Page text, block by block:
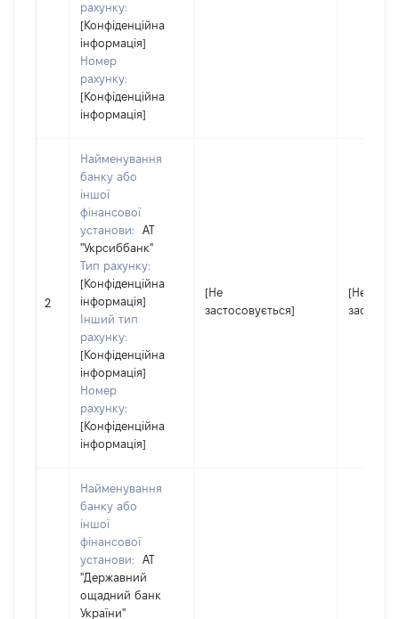
рахунку:
[Конфіденційна
інформація]
Номер
рахунку:
[Конфіденційна
інформація]
2
Найменування
банку або
іншої
фінансової
установи:
АТ
"Укрсиббанк"
Тип рахунку:
[Конфіденційна
інформація]
Інший тип
рахунку:
[Конфіденційна
інформація]
Номер
рахунку:
[Конфіденційна
інформація]
[Не
застосовується]
[Не
Найменування
банку або
іншої
фінансової
установи:
АТ
"Державний
ощадний банк
України"